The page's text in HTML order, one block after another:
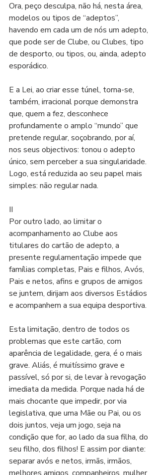
Ora, peço desculpa, não há, nesta área,
modelos ou tipos de “adeptos”,
havendo em cada um de nós um adepto,
que pode ser de Clube, ou Clubes, tipo
de desporto, ou tipos, ou, ainda, adepto
esporádico.
E a Lei, ao criar esse túnel, torna-se,
também, irracional porque demonstra
que, quem a fez, desconhece
profundamente o amplo “mundo” que
pretende regular, soçobrando, por aí,
nos seus objectivos: tonou o adepto
único, sem perceber a sua singularidade.
Logo, está reduzida ao seu papel mais
simples: não regular nada.
II
Por outro lado, ao limitar o
acompanhamento ao Clube aos
titulares do cartão de adepto, a
presente regulamentação impede que
famílias completas, Pais e filhos, Avós,
Pais e netos, afins e grupos de amigos
se juntem, dirijam aos diversos Estádios
e acompanhem a sua equipa desportiva.
Esta limitação, dentro de todos os
problemas que este cartão, com
aparência de legalidade, gera, é o mais
grave. Aliás, é muitíssimo grave e
passível, só por si, de levar à revogação
imediata da medida. Porque nada há de
mais chocante que impedir, por via
legislativa, que uma Mãe ou Pai, ou os
dois juntos, veja um jogo, seja na
condição que for, ao lado da sua filha, do
seu filho, dos filhos! E assim por diante:
separar avós e netos, irmãs, irmãos,